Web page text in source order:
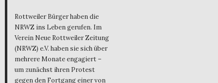
Rottweiler Bürger haben die
NRWZ ins Leben gerufen. Im
Verein Neue Rottweiler Zeitung
(NRWZ) e.V. haben sie sich über
mehrere Monate engagiert –
um zunächst ihren Protest
gegen den Fortgang einer von